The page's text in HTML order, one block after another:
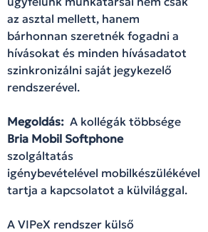
az asztal mellett, hanem
bárhonnan szeretnék fogadni a
hívásokat és minden hívásadatot
szinkronizálni saját jegykezelő
rendszerével.
Megoldás: A kollégák többsége
Bria Mobil Softphone
szolgáltatás
igénybevételével mobilkészülékével
tartja a kapcsolatot a külvilággal.
A VIPeX rendszer külső